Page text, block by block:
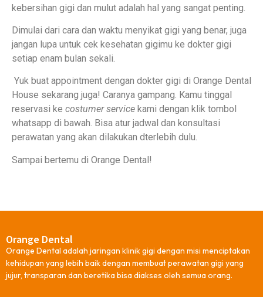
kebersihan gigi dan mulut adalah hal yang sangat penting.
Dimulai dari cara dan waktu menyikat gigi yang benar, juga
jangan lupa untuk cek kesehatan gigimu ke dokter gigi
setiap enam bulan sekali.
Yuk buat appointment dengan dokter gigi di Orange Dental
House sekarang juga! Caranya gampang. Kamu tinggal
reservasi ke costumer service kami dengan klik tombol
whatsapp di bawah. Bisa atur jadwal dan konsultasi
perawatan yang akan dilakukan dterlebih dulu.
Sampai bertemu di Orange Dental!
Orange Dental
Orange Dental adalah jaringan klinik gigi dengan misi menciptakan
kehidupan yang lebih baik dengan membuat perawatan gigi yang
jujur, transparan dan beretika bisa diakses oleh semua orang.